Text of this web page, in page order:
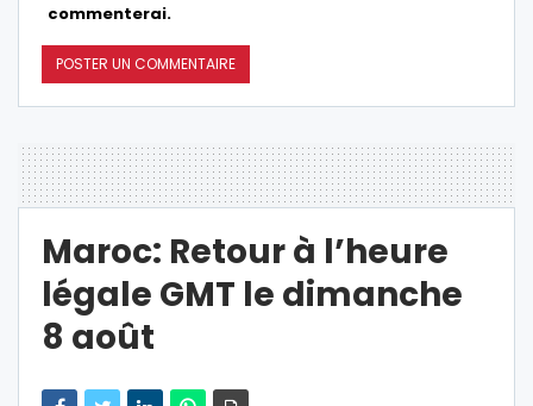
commenterai.
Maroc: Retour à l’heure
légale GMT le dimanche
8 août